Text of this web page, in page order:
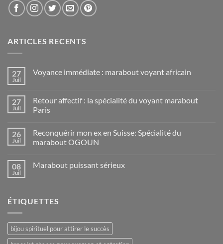
ARTICLES RECENTS
27
Juil
Voyance immédiate : marabout voyant africain
27
Juil
Retour affectif : la spécialité du voyant marabout
Paris
26
Juil
Reconquérir mon ex en Suisse: Spécialité du
marabout OGOUN
08
Juil
Marabout puissant sérieux
ÉTIQUETTES
bijou spirituel pour attirer le succès